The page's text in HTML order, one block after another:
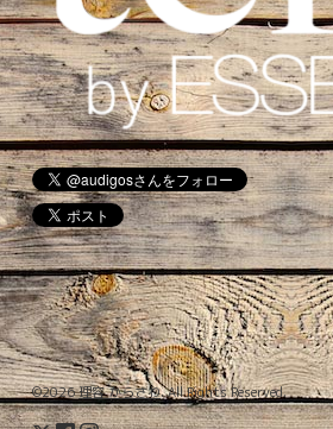
©2026理容 からさわ. All Rights Reserved.